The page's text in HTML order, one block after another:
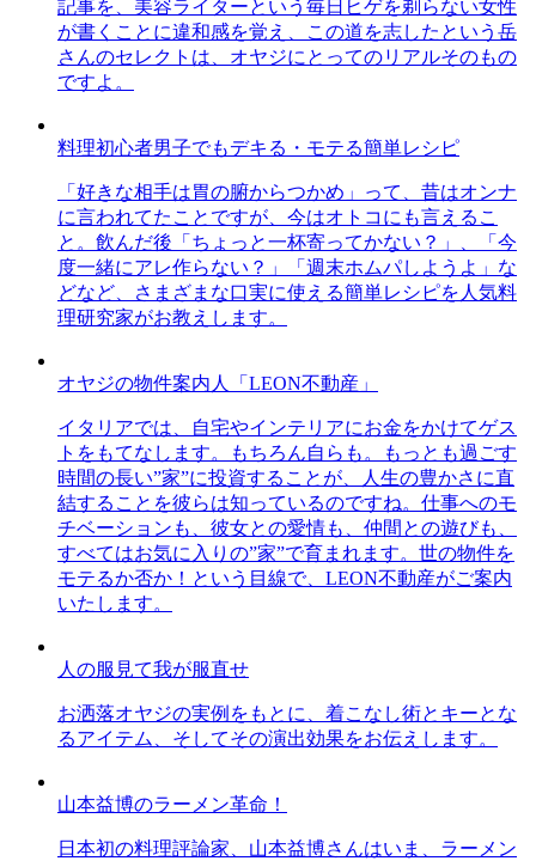
記事を、美容ライターという毎日ヒゲを剃らない女性
が書くことに違和感を覚え、この道を志したという岳
さんのセレクトは、オヤジにとってのリアルそのもの
ですよ。
料理初心者男子でもデキる・モテる簡単レシピ
「好きな相手は胃の腑からつかめ」って、昔はオンナ
に言われてたことですが、今はオトコにも言えるこ
と。飲んだ後「ちょっと一杯寄ってかない？」、「今
度一緒にアレ作らない？」「週末ホムパしようよ」な
どなど、さまざまな口実に使える簡単レシピを人気料
理研究家がお教えします。
オヤジの物件案内人「LEON不動産」
イタリアでは、自宅やインテリアにお金をかけてゲス
トをもてなします。もちろん自らも。もっとも過ごす
時間の長い”家”に投資することが、人生の豊かさに直
結することを彼らは知っているのですね。仕事へのモ
チベーションも、彼女との愛情も、仲間との遊びも、
すべてはお気に入りの”家”で育まれます。世の物件を
モテるか否か！という目線で、LEON不動産がご案内
いたします。
人の服見て我が服直せ
お洒落オヤジの実例をもとに、着こなし術とキーとな
るアイテム、そしてその演出効果をお伝えします。
山本益博のラーメン革命！
日本初の料理評論家、山本益博さんはいま、ラーメン